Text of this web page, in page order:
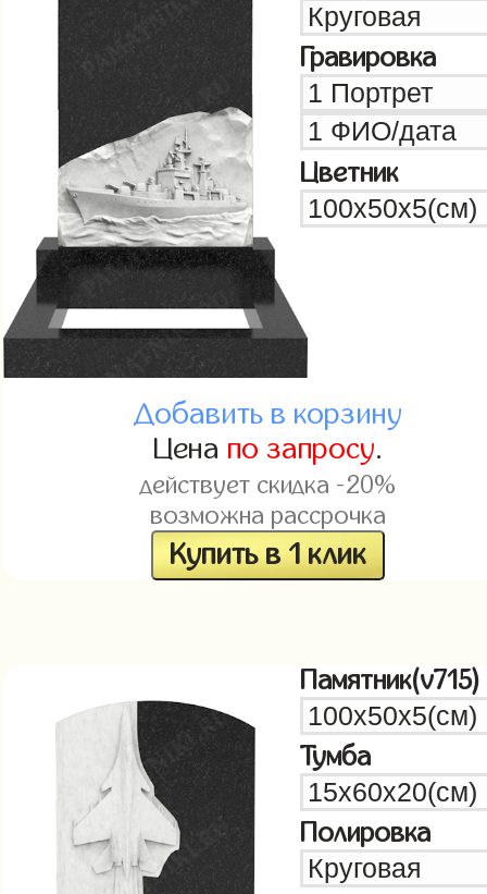
Гравировка
Цветник
Добавить в корзину
Цена по запросу.
действует скидка -20%
возможна рассрочка
Купить в 1 клик
Памятник(v715)
Тумба
Полировка